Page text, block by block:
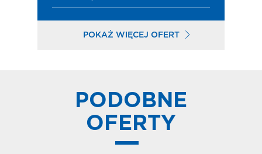
POKAŻ WIĘCEJ OFERT
PODOBNE
OFERTY